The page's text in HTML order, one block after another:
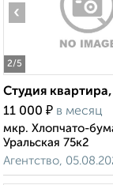
2/5
‹
Студия
11 000 ₽ в месяц
мкр. Хлопчато-
Уральская 75к2
Агентство,